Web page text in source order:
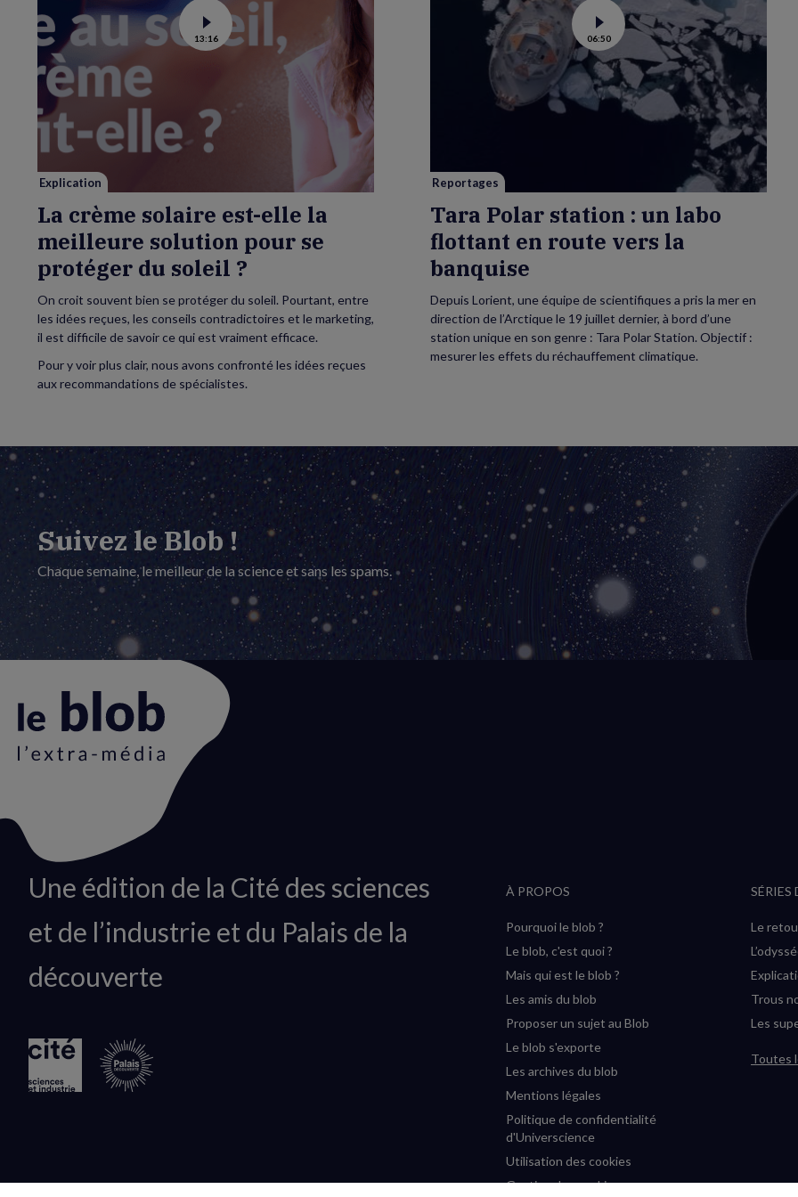
Voir
la
vidéo
est-
elle
la
meilleure
solution
protéger
soleil
?
13:16
Explication
La crème solaire est-elle la
meilleure solution pour se
protéger du soleil ?
On croit souvent bien se protéger du soleil. Pourtant, entre
les idées reçues, les conseils contradictoires et le marketing,
il est difficile de savoir ce qui est vraiment efficace.
Pour y voir plus clair, nous avons confronté les idées reçues
aux recommandations de spécialistes.
Voir
la
vidéo
de
Tara
Polar
station
:
la
06:50
Reportages
Tara Polar station : un labo
flottant en route vers la
banquise
Depuis Lorient, une équipe de scientifiques a pris la mer en
direction de l’Arctique le 19 juillet dernier, à bord d’une
station unique en son genre : Tara Polar Station. Objectif :
mesurer les effets du réchauffement climatique.
Suivez le Blob !
Chaque semaine, le meilleur de la science et sans les spams.
Animation
logo
Une édition de la Cité des sciences
et de l’industrie et du Palais de la
découverte
À PROPOS
Pourquoi le blob ?
Le blob, c'est quoi ?
Mais qui est le blob ?
Les amis du blob
Proposer un sujet au Blob
Le blob s'exporte
Les archives du blob
Mentions légales
Politique de confidentialité
d'Universcience
Utilisation des cookies
Gestion des cookies
SÉRIES
Le
Trous
Les
Toutes